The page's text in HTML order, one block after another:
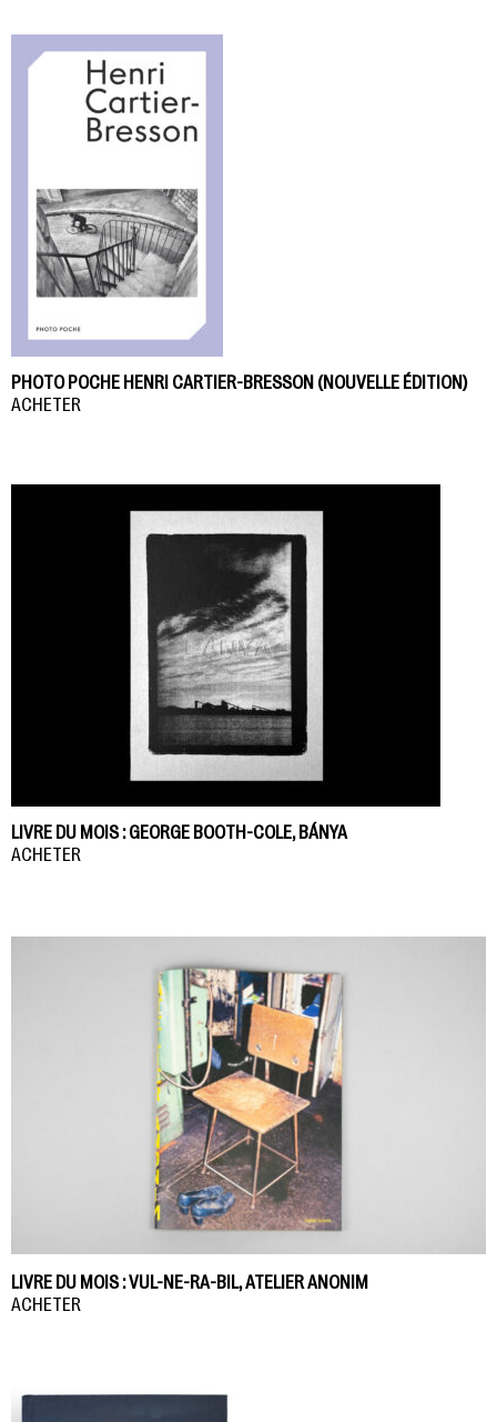
PHOTO POCHE HENRI CARTIER-BRESSON (NOUVELLE ÉDITION)
ACHETER
LIVRE DU MOIS : GEORGE BOOTH-COLE, BÁNYA
ACHETER
LIVRE DU MOIS : VUL-NE-RA-BIL, ATELIER ANONIM
ACHETER